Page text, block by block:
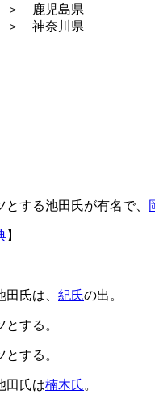
＞ 鹿児島県
＞ 神奈川県
とする池田氏が有名で、
】
氏は、 紀氏の出。
とする。
とする。
田氏は楠木氏。